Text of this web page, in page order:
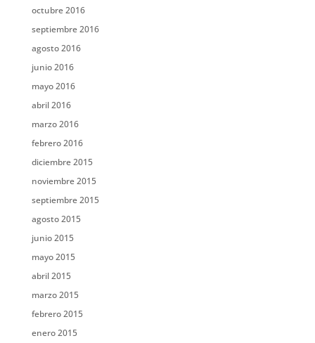
octubre 2016
septiembre 2016
agosto 2016
junio 2016
mayo 2016
abril 2016
marzo 2016
febrero 2016
diciembre 2015
noviembre 2015
septiembre 2015
agosto 2015
junio 2015
mayo 2015
abril 2015
marzo 2015
febrero 2015
enero 2015